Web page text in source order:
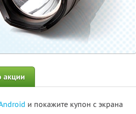
акции
и покажите купон с экрана